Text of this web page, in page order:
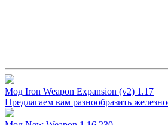
Мод Iron Weapon Expansion (v2) 1.17
Предлагаем вам разнообразить